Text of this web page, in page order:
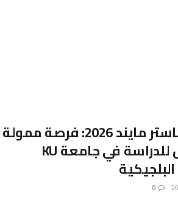
منحة ماستر مايند 2026: فرصة ممولة
بالكامل للدراسة في جامعة KU